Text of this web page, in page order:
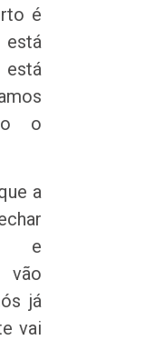
é
está
o
a
e
vão
já
vai